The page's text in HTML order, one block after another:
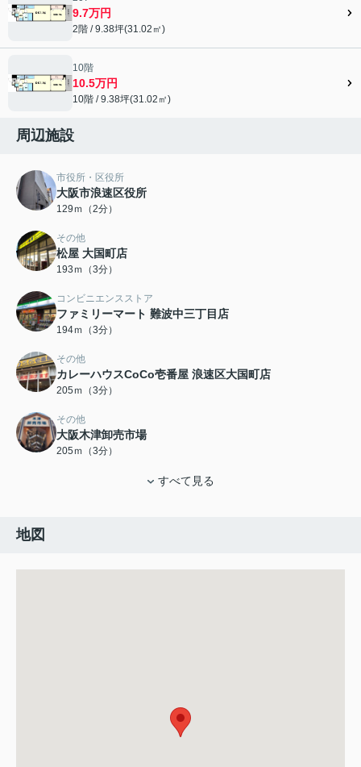
9.7万円
2階 / 9.38坪(31.02㎡)
10階
10.5万円
10階 / 9.38坪(31.02㎡)
周辺施設
市役所・区役所
大阪市浪速区役所
129ｍ（2分）
その他
松屋 大国町店
193ｍ（3分）
コンビニエンスストア
ファミリーマート 難波中三丁目店
194ｍ（3分）
その他
カレーハウスCoCo壱番屋 浪速区大国町店
205ｍ（3分）
その他
大阪木津卸売市場
205ｍ（3分）
すべて見る
地図